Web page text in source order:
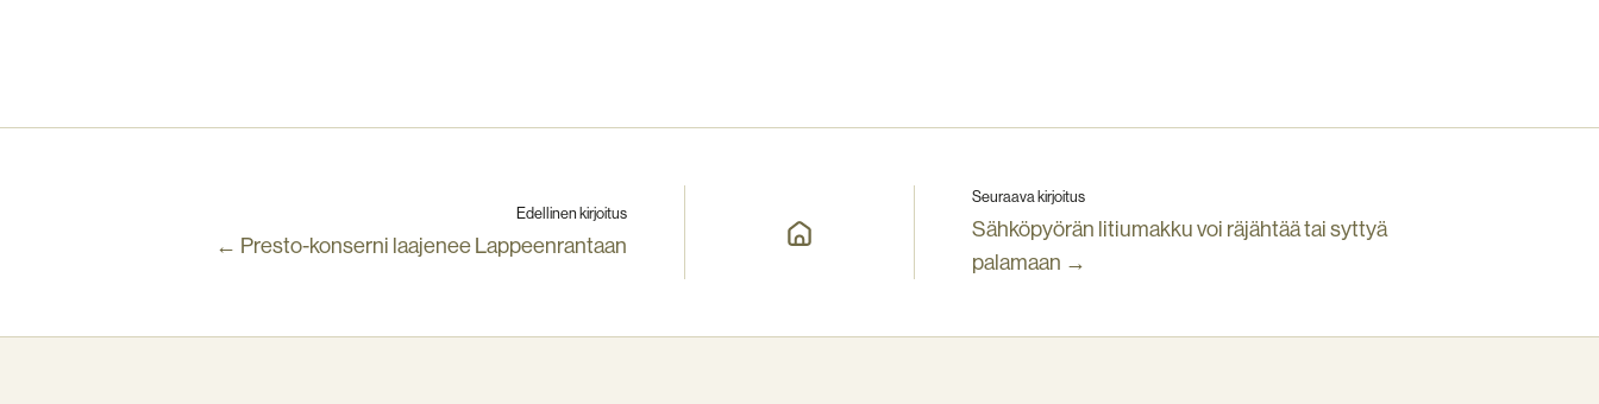
Edellinen kirjoitus
← Presto-konserni laajenee Lappeenrantaan
Seuraava kirjoitus
Sähköpyörän litiumakku voi räjähtää tai syttyä
palamaan →